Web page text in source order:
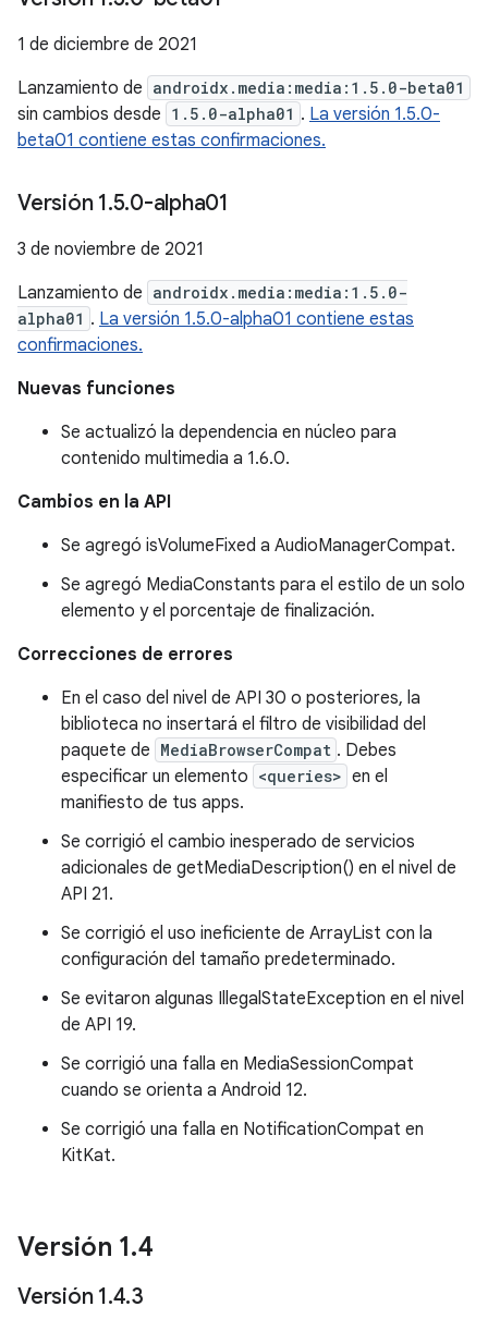
1 de diciembre de 2021
Lanzamiento de androidx.media:media:1.5.0-beta01
sin cambios desde 1.5.0-alpha01 . La versión 1.5.0-
beta01 contiene estas confirmaciones.
Versión 1.5.0-alpha01
3 de noviembre de 2021
Lanzamiento de androidx.media:media:1.5.0-
alpha01 . La versión 1.5.0-alpha01 contiene estas
confirmaciones.
Nuevas funciones
Se actualizó la dependencia en núcleo para
contenido multimedia a 1.6.0.
Cambios en la API
Se agregó isVolumeFixed a AudioManagerCompat.
Se agregó MediaConstants para el estilo de un solo
elemento y el porcentaje de finalización.
Correcciones de errores
En el caso del nivel de API 30 o posteriores, la
biblioteca no insertará el filtro de visibilidad del
paquete de MediaBrowserCompat . Debes
especificar un elemento <queries> en el
manifiesto de tus apps.
Se corrigió el cambio inesperado de servicios
adicionales de getMediaDescription() en el nivel de
API 21.
Se corrigió el uso ineficiente de ArrayList con la
configuración del tamaño predeterminado.
Se evitaron algunas IllegalStateException en el nivel
de API 19.
Se corrigió una falla en MediaSessionCompat
cuando se orienta a Android 12.
Se corrigió una falla en NotificationCompat en
KitKat.
Versión 1.4
Versión 1.4.3